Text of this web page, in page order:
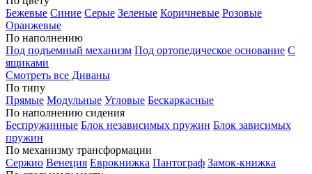
Бежевые Синие Серые Зеленые Коричневые Розовые
Оранжевые
По наполнению
Под подъемный механизм Под ортопедическое основание С
ящиками
Смотреть все Диваны
По типу
Прямые Модульные Угловые Бескаркасные
По наполнению сидения
Беспружинные Блок независимых пружин Блок зависимых
пружин
По механизму трансформации
Сержио Венеция Еврокнижка Пантограф Замок-книжка